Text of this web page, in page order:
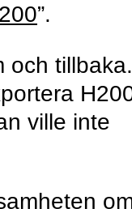
”.
och tillbaka.
ville inte